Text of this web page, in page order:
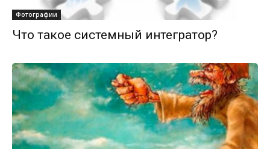
Фотографии
Что такое системный интегратор?